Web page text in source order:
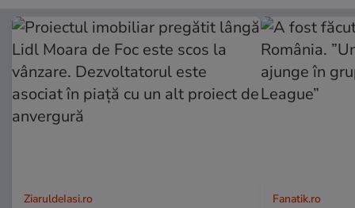
ZiaruldeIasi.ro Fanatik.ro